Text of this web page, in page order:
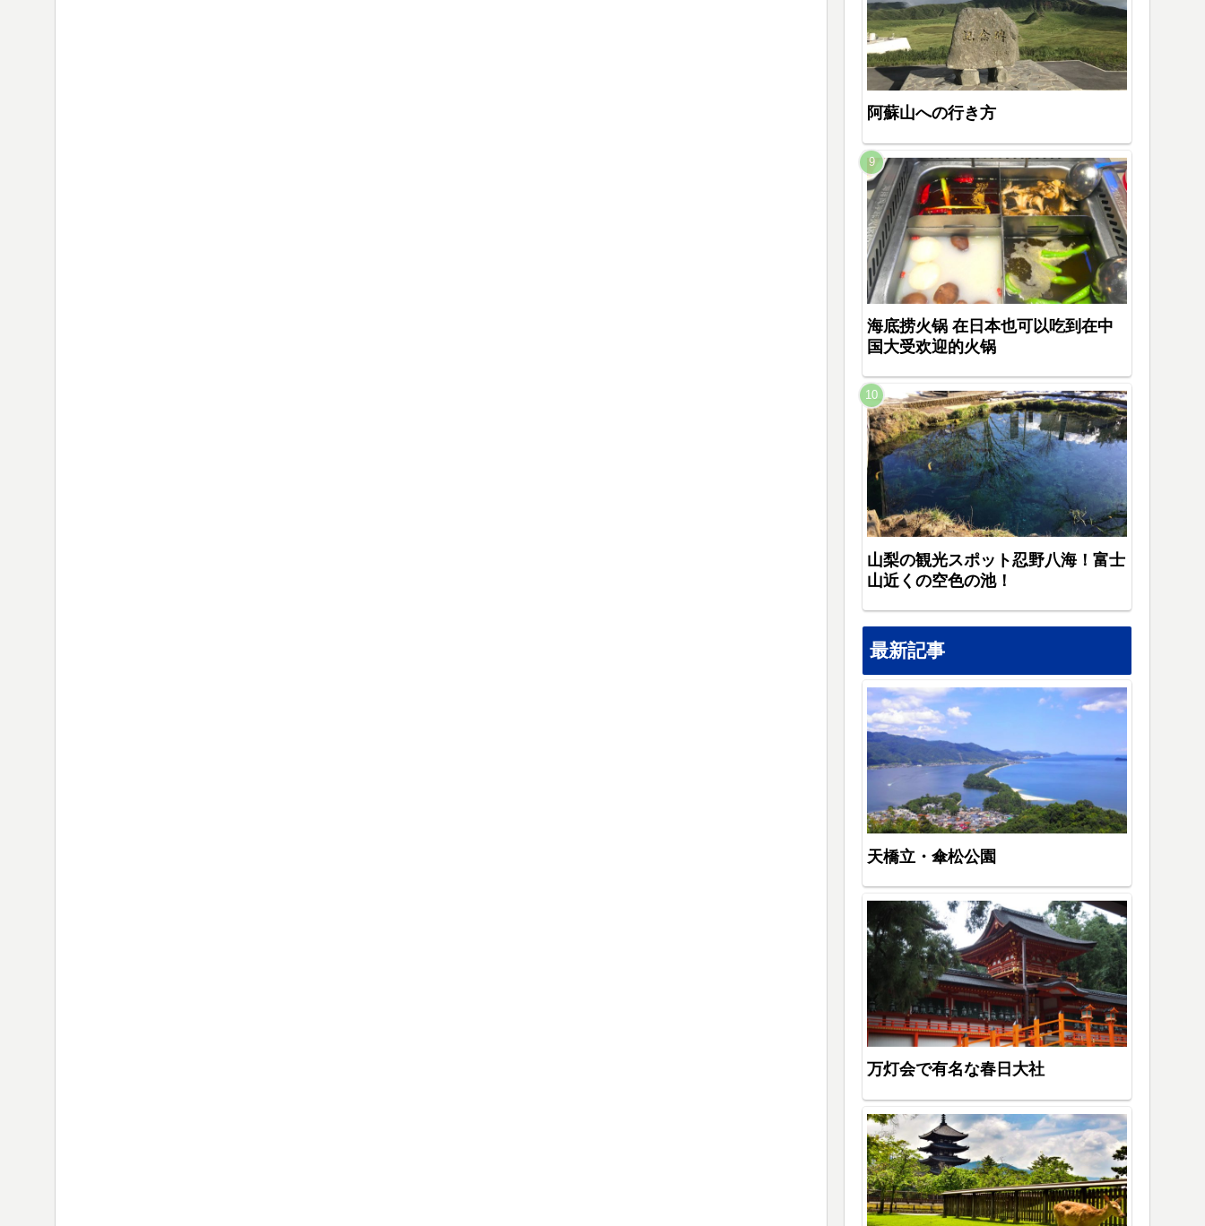
阿蘇山への行き方
海底捞火锅 在日本也可以吃到在中
国大受欢迎的火锅
山梨の観光スポット忍野八海！富士
山近くの空色の池！
最新記事
天橋立・傘松公園
万灯会で有名な春日大社